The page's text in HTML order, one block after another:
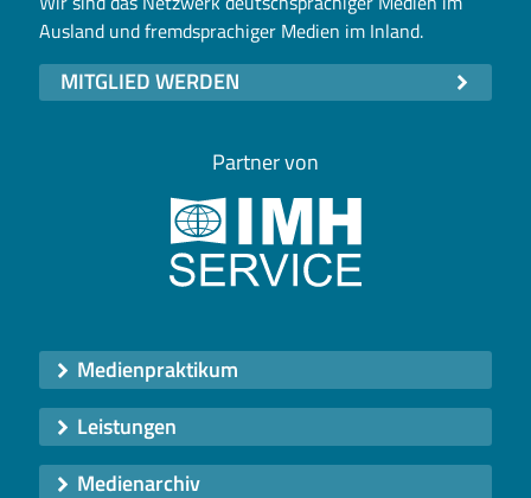
Ausland und fremdsprachiger Medien im Inland.
MITGLIED WERDEN
Partner von
Medienpraktikum
Leistungen
Medienarchiv